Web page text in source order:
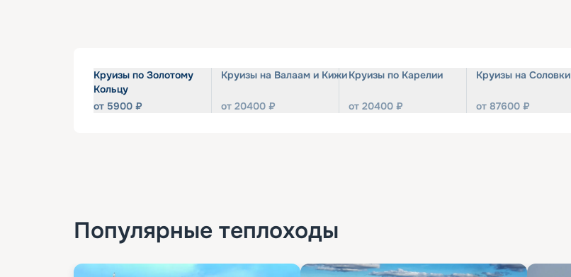
Круизы по Золотому
Кольцу
от 5900 ₽
Круизы на Валаам и Кижи
от 20400 ₽
Круизы по Карелии
от 20400 ₽
Круизы на Соловки
от 87600 ₽
Популярные теплоходы